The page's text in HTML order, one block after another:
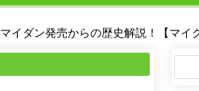
マイダン発売からの歴史解説！【マイ